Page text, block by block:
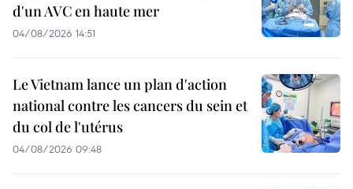
d'un AVC en haute mer
04/08/2026 14:51
Le Vietnam lance un plan d'action
national contre les cancers du sein et
du col de l'utérus
04/08/2026 09:48